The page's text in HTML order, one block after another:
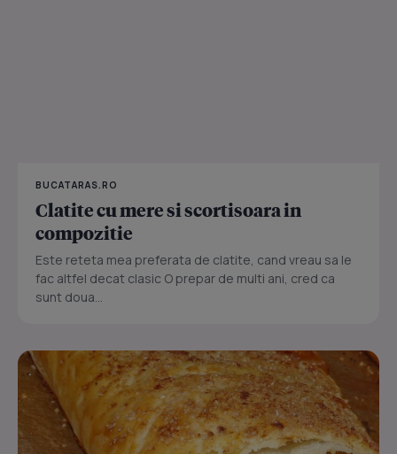
BUCATARAS.RO
Clatite cu mere si scortisoara in
compozitie
Este reteta mea preferata de clatite, cand vreau sa le
fac altfel decat clasic O prepar de multi ani, cred ca
sunt doua...